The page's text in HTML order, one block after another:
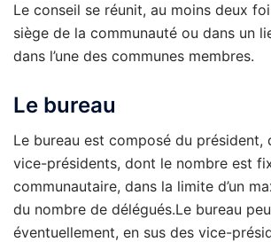
Le conseil se réunit, au moins deux
siège de la communauté ou dans un
dans l’une des communes membres.
Le bureau
Le bureau est composé du président,
vice-présidents, dont le nombre est
communautaire, dans la limite d’un
du nombre de délégués.Le bureau
éventuellement, en sus des vice-